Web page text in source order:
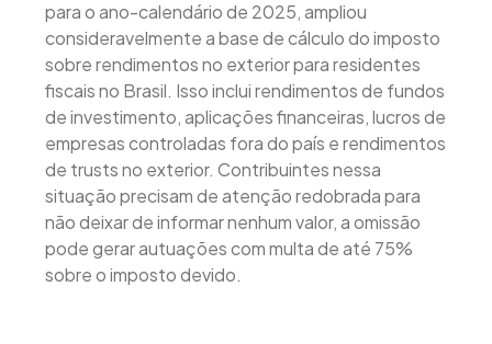
para o ano-calendário de 2025, ampliou
consideravelmente a base de cálculo do imposto
sobre rendimentos no exterior para residentes
fiscais no Brasil. Isso inclui rendimentos de fundos
de investimento, aplicações financeiras, lucros de
empresas controladas fora do país e rendimentos
de trusts no exterior. Contribuintes nessa
situação precisam de atenção redobrada para
não deixar de informar nenhum valor, a omissão
pode gerar autuações com multa de até 75%
sobre o imposto devido.